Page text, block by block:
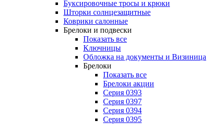
Буксировочные тросы и крюки
Шторки солнцезащитные
Коврики салонные
Брелоки и подвески
Показать все
Ключницы
Обложка на документы и Визиница
Брелоки
Показать все
Брелоки акции
Серия 0393
Серия 0397
Серия 0394
Серия 0395